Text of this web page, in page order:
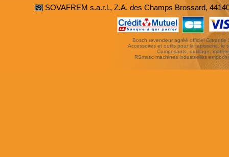
SOVAFREM s.a.r.l., Z.A. des Champs Brossard,
Bosch revendeur agréé officiel Garantie
Accessoires et outils pour la tapisserie, le
Composants, outillage,
RSmatic machines industrielles